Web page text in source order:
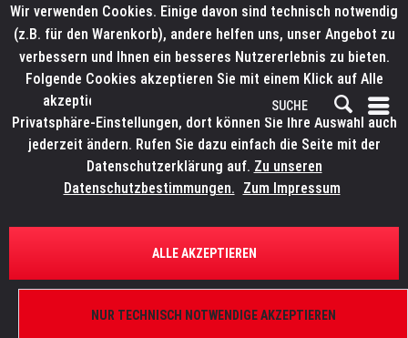
FILTERN
ELATION KL Panel bei Lautwerfer und TLT
Von: Bianca Wilmsmann 04.10.20 16:30 0 Kommentare
Wir verwenden Cookies. Einige davon sind technisch notwendig
(z.B. für den Warenkorb), andere helfen uns, unser Angebot zu
verbessern und Ihnen ein besseres Nutzererlebnis zu bieten.
Folgende Cookies akzeptieren Sie mit einem Klick auf Alle
akzeptieren. Weitere Informationen finden Sie in den
Privatsphäre-Einstellungen, dort können Sie Ihre Auswahl auch
jederzeit ändern. Rufen Sie dazu einfach die Seite mit der
Datenschutzerklärung auf. Zu unseren
Datenschutzbestimmungen. Zum Impressum
NUR TECHNISCH NOTWENDIGE AKZEPTIEREN
ALLE AKZEPTIEREN